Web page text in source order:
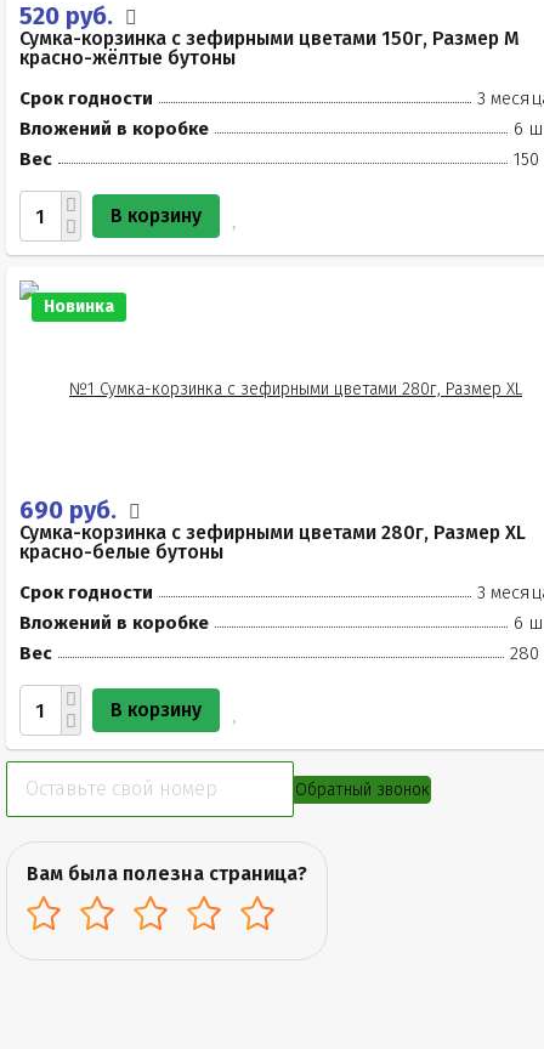
520 руб.
Сумка-корзинка с зефирными цветами 150г, Размер М
красно-жёлтые бутоны
Срок годности
3
Вложений в коробке
6
Вес
150
В корзину
Новинка
690 руб.
Сумка-корзинка с зефирными цветами 280г, Размер XL
красно-белые бутоны
Срок годности
3
Вложений в коробке
6
Вес
280
В корзину
Обратный звонок
Вам была полезна страница?